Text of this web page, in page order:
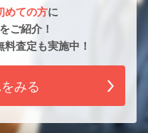
めての方に
ご紹介！
査定も実施中！
みる